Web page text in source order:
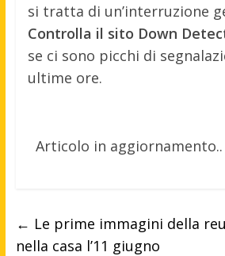
si tratta di un’interruzione
Controlla il sito Down
se ci sono picchi di
ultime ore.
Articolo in aggiornamento..
← Le prime immagini della
nella casa l’11 giugno